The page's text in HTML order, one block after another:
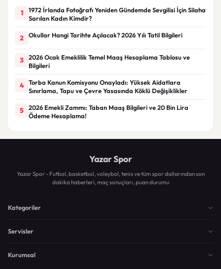
1
1972 İrlanda Fotoğrafı Yeniden Gündemde Sevgilisi İçin Silaha
Sarılan Kadın Kimdir?
2 Okullar Hangi Tarihte Açılacak? 2026 Yılı Tatil Bilgileri
3
2026 Ocak Emeklilik Temel Maaş Hesaplama Tablosu ve
Bilgileri
4
Torba Kanun Komisyonu Onayladı: Yüksek Aidatlara
Sınırlama, Tapu ve Çevre Yasasında Köklü Değişiklikler
5
2026 Emekli Zammı: Taban Maaş Bilgileri ve 20 Bin Lira
Ödeme Hesaplama!
Yazar Spor
Yazar Spor - Futbol, basketbol, voleybol, tenis ve tüm spor dallarından son
dakika haberleri, maç sonuçları, puan durumu
Kategoriler
Servisler
Kurumsal